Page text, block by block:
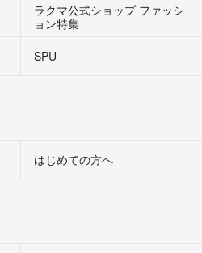
ラクマ公式ショップ ファッシ
ョン特集
SPU
はじめての方へ